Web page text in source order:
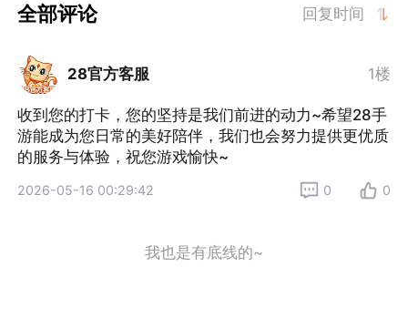
全部评论 回复时间
28官方客服 1楼
收到您的打卡，您的坚持是我们前进的动力~希望28手
游能成为您日常的美好陪伴，我们也会努力提供更优质
的服务与体验，祝您游戏愉快~
2026-05-16 00:29:42 0 0
我也是有底线的~